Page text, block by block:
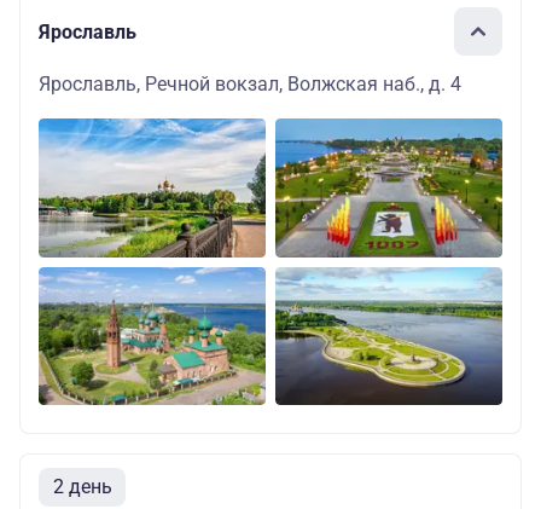
Ярославль
Ярославль, Речной вокзал, Волжская наб., д. 4
2 день